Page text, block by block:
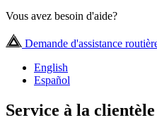
Vous avez besoin d'aide?
Demande d'assistance
English
Español
Service à la clientèle